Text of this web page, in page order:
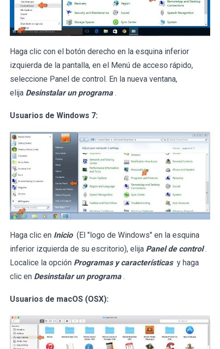
Haga clic con el botón derecho en la esquina inferior
izquierda de la pantalla, en el Menú de acceso rápido,
seleccione Panel de control. En la nueva ventana,
elija Desinstalar un programa .
Usuarios de Windows 7:
Haga clic en Inicio (El "logo de Windows" en la esquina
inferior izquierda de su escritorio), elija Panel de control .
Localice la opción Programas y características y haga
clic en Desinstalar un programa .
Usuarios de macOS (OSX):